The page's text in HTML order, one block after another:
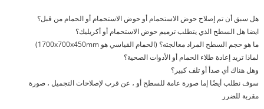
هل سبق أن تم إصلاح حوض الاستحمام أو حوض الاستحمام أو الحمام من قبل؟
ايضا هل السطح الذي يتطلب ترميم حوض الاستحمام أو أكريليك؟
ما هو حجم السطح المراد معالجته؟ (الحمام القياسي هو 1700x700x450mm)
لماذا تريد إعادة طلاء الحمام أو الأدوات الصحية؟
وهل هناك أي صدأ أو تلف كبير؟
سوف نطلب أيضًا إما صورة عامة للسطح أو ، عن قرب لإصلاحات التجميل ، صورة
مقربة للضرر